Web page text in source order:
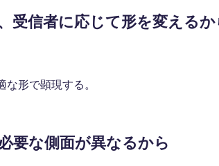
受信者に応じて形を変える
形で顕現する。
要な側面が異なるから